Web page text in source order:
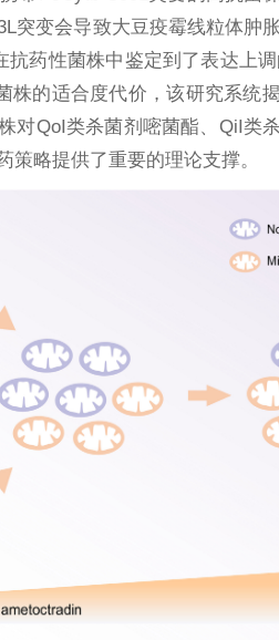
变会导致大豆疫霉线粒体肿
药性菌株中鉴定到了表达上
的适合度代价，该研究系统
QoI类杀菌剂嘧菌酯、QiI类
略提供了重要的理论支撑。